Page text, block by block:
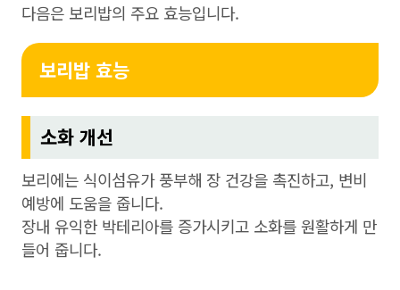
다음은 보리밥의 주요 효능입니다.
보리밥 효능
소화 개선
보리에는 식이섬유가 풍부해 장 건강을 촉진하고, 변비
예방에 도움을 줍니다.
장내 유익한 박테리아를 증가시키고 소화를 원활하게 만
들어 줍니다.